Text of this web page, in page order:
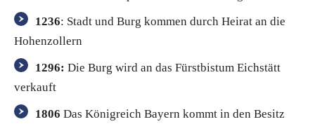
1236: Stadt und Burg kommen durch Heirat an die
Hohenzollern
1296: Die Burg wird an das Fürstbistum Eichstätt
verkauft
1806 Das Königreich Bayern kommt in den Besitz